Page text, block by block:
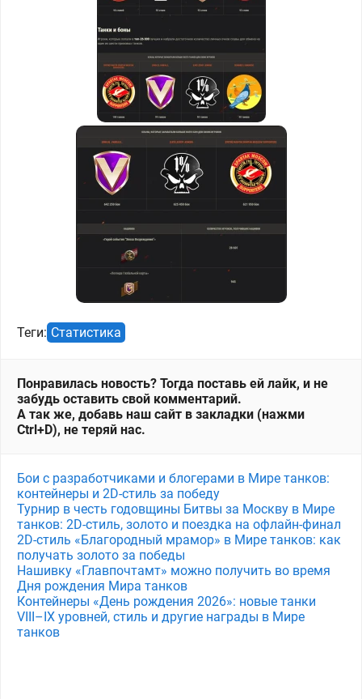
Теги: Статистика
Понравилась новость? Тогда поставь ей лайк, и не
забудь оставить свой комментарий.
А так же, добавь наш сайт в закладки (нажми
Ctrl+D), не теряй нас.
Бои с разработчиками и блогерами в Мире танков:
контейнеры и 2D-стиль за победу
Турнир в честь годовщины Битвы за Москву в Мире
танков: 2D-стиль, золото и поездка на офлайн-финал
2D-стиль «Благородный мрамор» в Мире танков: как
получать золото за победы
Нашивку «Главпочтамт» можно получить во время
Дня рождения Мира танков
Контейнеры «День рождения 2026»: новые танки
VIII–IX уровней, стиль и другие награды в Мире
танков